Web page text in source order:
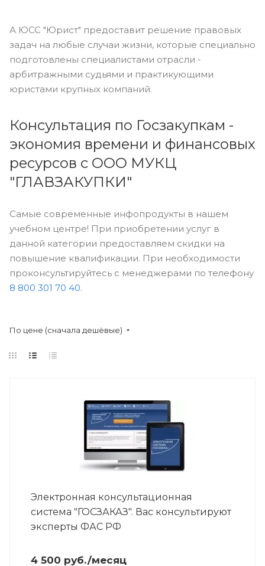
А ЮСС "Юрист" предоставит решение правовых
задач на любые случаи жизни, которые специально
подготовлены специалистами отрасли -
арбитражными судьями и практикующими
юристами крупных компаний.
Консультация по Госзакупкам -
экономия времени и финансовых
ресурсов с ООО МУКЦ
"ГЛАВЗАКУПКИ"
Самые современные инфопродукты в нашем
учебном центре! При приобретении услуг в
данной категории предоставляем скидки на
повышение квалификации. При необходимости
проконсультируйтесь с менеджерами по телефону
8 800 301 70 40.
По цене (сначала дешёвые)
Электронная консультационная
система "ГОСЗАКАЗ". Вас консультируют
эксперты ФАС РФ
4 500 руб./месяц